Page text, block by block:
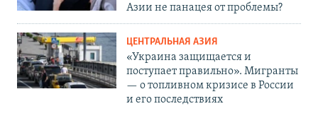
Азии не панацея от проблемы?
ЦЕНТРАЛЬНАЯ АЗИЯ
«Украина защищается и
поступает правильно». Мигранты
— о топливном кризисе в России
и его последствиях